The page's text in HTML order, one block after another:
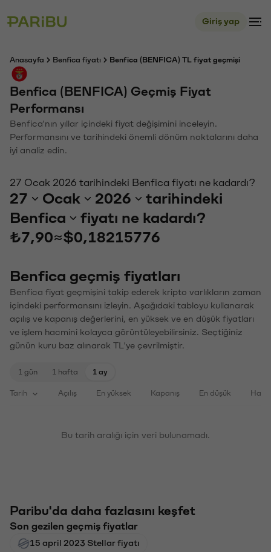
Giriş yap
Anasayfa Benfica fiyatı Benfica (BENFICA) TL fiyat geçmişi
Benfica (BENFICA) Geçmiş Fiyat
Performansı
Benfica'nın yıllar içindeki fiyat değişimini inceleyin.
Performansını ve tarihindeki önemli dönüm noktalarını daha
iyi analiz edin.
27 Ocak 2026 tarihindeki Benfica fiyatı ne kadardı?
27 Ocak 2026
tarihindeki
Benfica
fiyatı ne kadardı?
₺7,90≈$0,18215776
Benfica geçmiş fiyatları
Benfica fiyat geçmişini takip ederek kripto varlıkların zaman
içindeki performansını izleyin. Aşağıdaki tabloyu kullanarak
açılış ve kapanış değerlerini, en yüksek ve en düşük fiyatları
ve işlem hacmini kolayca görüntüleyebilirsiniz. Seçtiğiniz
günün kuru baz alınarak TL'ye çevrilmiştir.
1 gün 1 hafta 1 ay
Tarih Açılış En yüksek Kapanış En düşük
Bu tarih aralığı için veri bulunamadı.
Paribu'da daha fazlasını keşfet
Son gezilen geçmiş fiyatlar
15 april 2023 Stellar fiyatı